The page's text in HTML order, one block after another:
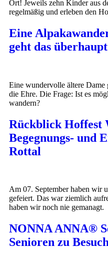
Ort! Jeweils zehn Kinder aus
regelmäßig und erleben den
Eine
geht das
Eine wundervolle ältere Dame
die Ehre. Die Frage: Ist es
wandern?
Rückblick Hoffest
Begegnungs- und
Rottal
Am 07. September haben wir
gefeiert. Das war ziemlich
haben wir noch nie gemanagt.
NONNA ANNA®
Senioren zu